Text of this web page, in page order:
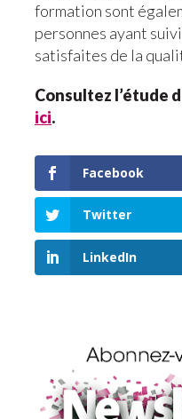
formation sont
personnes ayant
satisfaites de la
Consultez l’étude
ici.
Facebook
Twitter
LinkedIn